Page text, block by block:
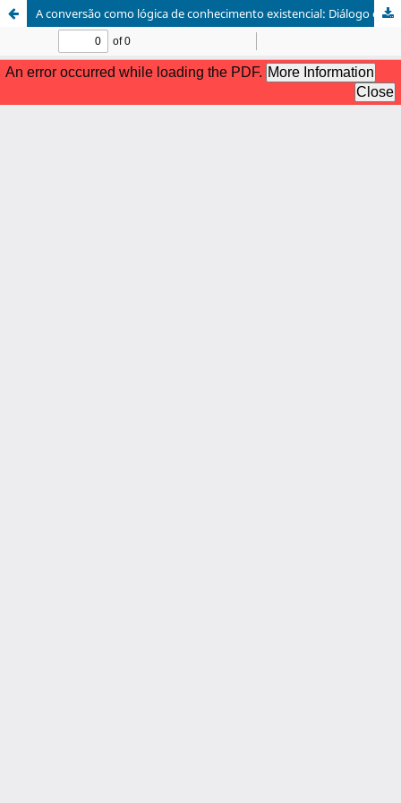
A conversão como lógica de conhecimento existencial: Diálogo entre filosofia e ontologia inaciana em Karl Rahner